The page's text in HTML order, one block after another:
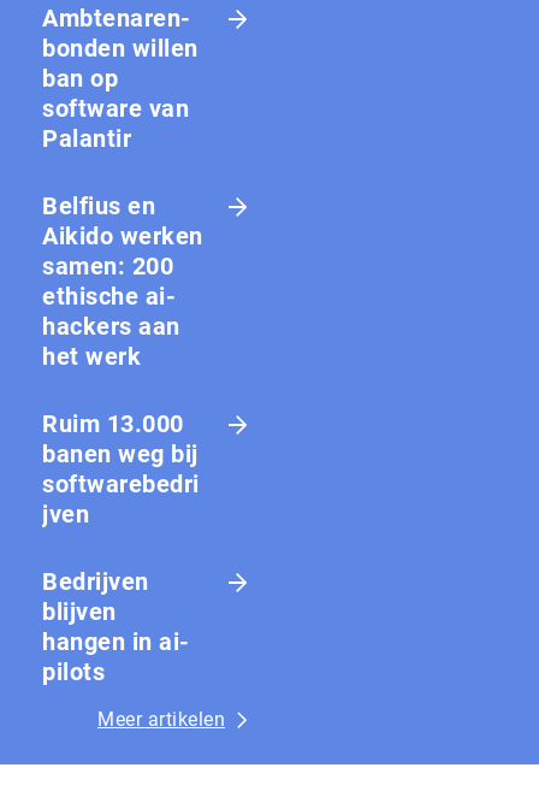
Amb­te­na­ren­
bon­den willen
ban op
software van
Palantir
Belfius en
Aikido werken
samen: 200
ethische ai-
hackers aan
het werk
Ruim 13.000
banen weg bij
softwarebedri
jven
Bedrijven
blijven
hangen in ai-
pilots
Meer artikelen